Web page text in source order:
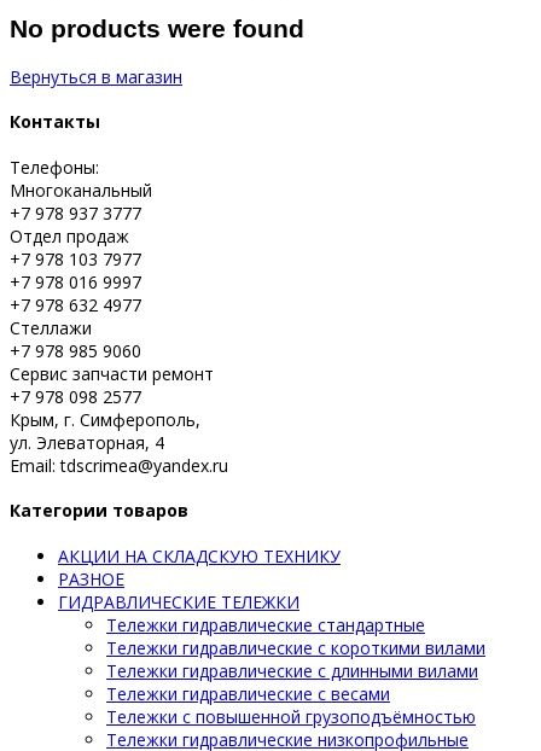
No products were found
Вернуться в магазин
Контакты
Телефоны:
Многоканальный
+7 978 937 3777
Отдел продаж
+7 978 103 7977
+7 978 016 9997
+7 978 632 4977
Стеллажи
+7 978 985 9060
Сервис запчасти ремонт
+7 978 098 2577
Крым, г. Симферополь,
ул. Элеваторная, 4
Email: tdscrimea@yandex.ru
Категории товаров
АКЦИИ НА СКЛАДСКУЮ ТЕХНИКУ
РАЗНОЕ
ГИДРАВЛИЧЕСКИЕ ТЕЛЕЖКИ
Тележки гидравлические стандартные
Тележки гидравлические с короткими вилами
Тележки гидравлические с длинными вилами
Тележки гидравлические с весами
Тележки с повышенной грузоподъёмностью
Тележки гидравлические низкопрофильные